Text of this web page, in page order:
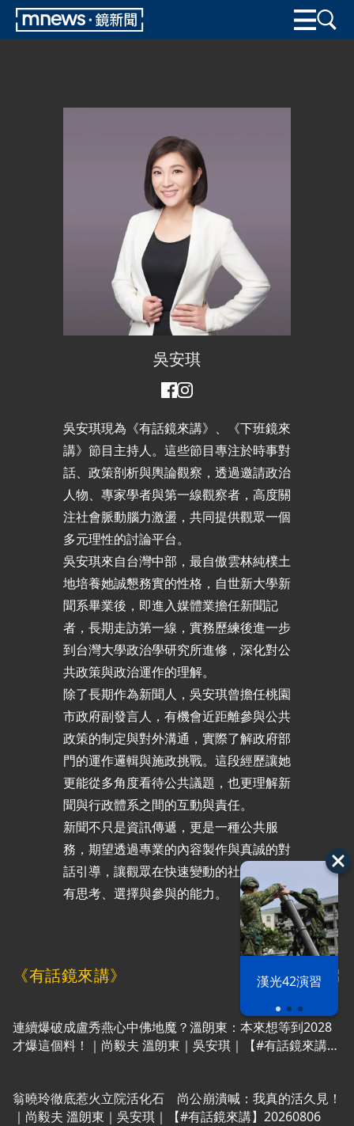
漢光42演習
吳安琪
吳安琪現為《有話鏡來講》、《下班鏡來
講》節目主持人。這些節目專注於時事對
話、政策剖析與輿論觀察，透過邀請政治
人物、專家學者與第一線觀察者，高度關
注社會脈動腦力激盪，共同提供觀眾一個
多元理性的討論平台。
吳安琪來自台灣中部，最自傲雲林純樸土
地培養她誠懇務實的性格，自世新大學新
聞系畢業後，即進入媒體業擔任新聞記
者，長期走訪第一線，實務歷練後進一步
到台灣大學政治學研究所進修，深化對公
共政策與政治運作的理解。
除了長期作為新聞人，吳安琪曾擔任桃園
市政府副發言人，有機會近距離參與公共
政策的制定與對外溝通，實際了解政府部
門的運作邏輯與施政挑戰。這段經歷讓她
更能從多角度看待公共議題，也更理解新
聞與行政體系之間的互動與責任。
新聞不只是資訊傳遞，更是一種公共服
務，期望透過專業的內容製作與真誠的對
話引導，讓觀眾在快速變動的社會中，擁
有思考、選擇與參與的能力。
《有話鏡來講》 完整播放清單
連續爆破成盧秀燕心中佛地魔？溫朗東：本來想等到2028
才爆這個料！｜尚毅夫 溫朗東｜吳安琪｜【#有話鏡來講】
翁曉玲徹底惹火立院活化石 尚公崩潰喊：我真的活久見！
｜尚毅夫 溫朗東｜吳安琪｜【#有話鏡來講】20260806